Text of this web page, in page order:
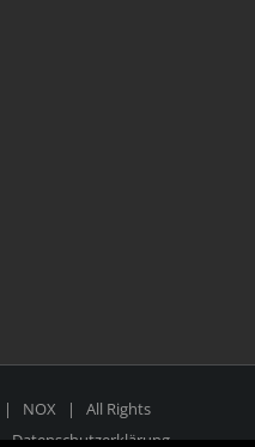
| NOX | All Rights
Datenschutzerklärung